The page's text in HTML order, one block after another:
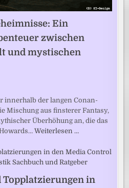
Ein
zwischen
und mystischen
innerhalb der langen Conan-
Mischung aus finsterer Fantasy,
Überhöhung an, die das
Weiterlesen …
in